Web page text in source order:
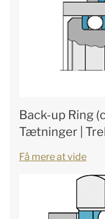
Back-up Ring
Tætninger |
Få mere at vide